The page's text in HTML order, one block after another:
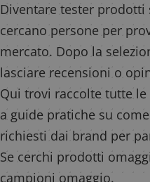
Diventare tester prodotti
cercano persone per
mercato. Dopo la
lasciare recensioni o
Qui trovi raccolte tutte
a guide pratiche su
richiesti dai brand per
Se cerchi prodotti
campioni omaggio.